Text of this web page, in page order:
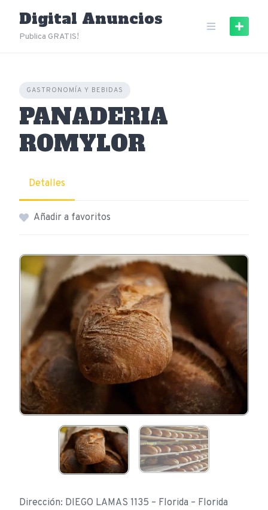
content
Digital Anuncios
Publica GRATIS!
GASTRONOMÍA Y BEBIDAS
PANADERIA
ROMYLOR
Detalles
Añadir a favoritos
Dirección: DIEGO LAMAS 1135 – Florida – Florida